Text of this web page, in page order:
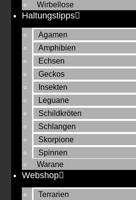
Wirbellose
Haltungstipps
Agamen
Amphibien
Echsen
Geckos
Insekten
Leguane
Schildkröten
Schlangen
Skorpione
Spinnen
Warane
Webshop
Terrarien